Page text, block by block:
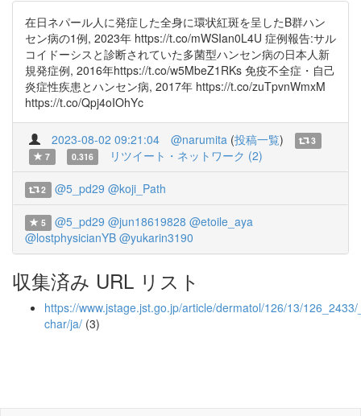
在日ネパール人に発症した全身に環状紅斑を呈したB群ハン
セン病の1例, 2023年 https://t.co/mWSIan0L4U 症例報告:サル
コイドーシスと診断されていた多菌型ハンセン病の日本人新
規発症例, 2016年https://t.co/w5MbeZ1RKs 免疫不全症・自己
炎症性疾患とハンセン病, 2017年 https://t.co/zuTpvnWmxM
https://t.co/Qpj4oIOhYc
2023-08-02 09:21:04 @narumita (投稿一覧)
3
7
0.316 リツイート・ネットワーク (2)
2 @5_pd29 @koji_Path
5 @5_pd29 @jun18619828 @etoile_aya
@lostphysicianYB @yukarin3190
収集済み URL リスト
https://www.jstage.jst.go.jp/article/dermatol/126/13/
char/ja/ (3)